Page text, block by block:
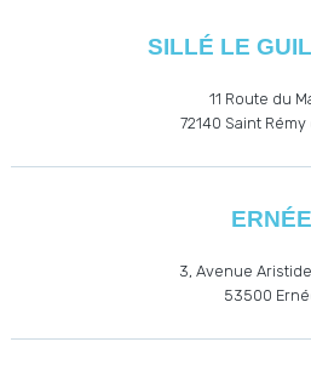
SILLÉ LE
11 Route du
72140 Saint Rémy
ERNÉE
3, Avenue
53500